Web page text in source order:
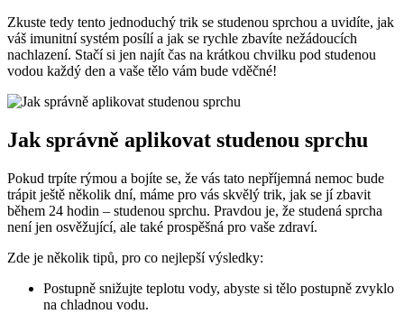
Zkuste tedy tento jednoduchý trik se studenou sprchou a uvidíte, jak
váš imunitní systém posílí a jak se rychle zbavíte nežádoucích
nachlazení. Stačí si jen najít čas na krátkou chvilku pod studenou
vodou každý den a vaše tělo vám bude vděčné!
Jak správně aplikovat studenou sprchu
Pokud trpíte rýmou a bojíte se, že vás tato nepříjemná nemoc bude
trápit ještě několik dní, máme pro vás skvělý trik, jak se jí zbavit
během 24 hodin – studenou sprchu. Pravdou je, že studená sprcha
není jen osvěžující, ale také prospěšná pro vaše zdraví.
Zde je několik tipů, pro co nejlepší výsledky:
Postupně snižujte teplotu vody, abyste si tělo postupně zvyklo
na chladnou vodu.